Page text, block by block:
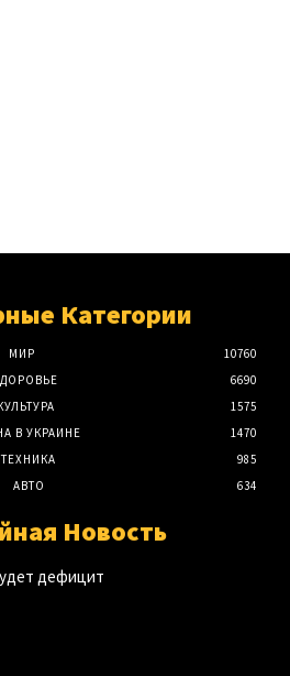
Категории
МИР
10760
6690
1575
В УКРАИНЕ
1470
ТЕХНИКА
985
АВТО
634
Новость
дефицит